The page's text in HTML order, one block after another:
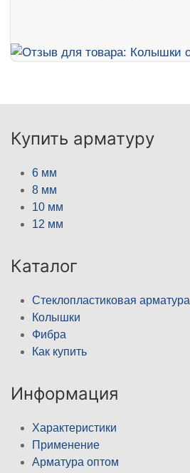
Купить арматуру
6 мм
8 мм
10 мм
12 мм
Каталог
Стеклопластиковая арматура
Колышки
Фибра
Как купить
Информация
Характеристики
Применение
Арматура оптом